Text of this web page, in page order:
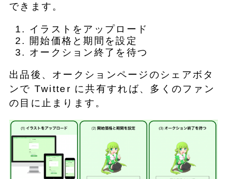
できます。
イラストをアップロード
開始価格と期間を設定
オークション終了を待つ
出品後、オークションページのシェアボタ
ンで Twitter に共有すれば、多くのファン
の目に止まります。